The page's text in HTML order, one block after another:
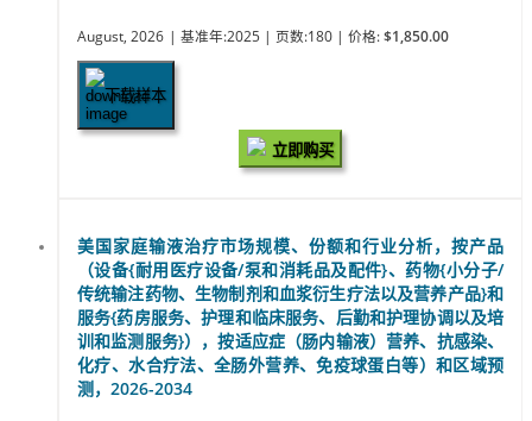
August, 2026 | 基准年:2025 | 页数:180 | 价格: $1,850.00
下载样本
立即购买
美国家庭输液治疗市场规模、份额和行业分析，按产品
（设备{耐用医疗设备/泵和消耗品及配件}、药物{小分子/
传统输注药物、生物制剂和血浆衍生疗法以及营养产品}和
服务{药房服务、护理和临床服务、后勤和护理协调以及培
训和监测服务}），按适应症（肠内输液）营养、抗感染、
化疗、水合疗法、全肠外营养、免疫球蛋白等）和区域预
测，2026-2034